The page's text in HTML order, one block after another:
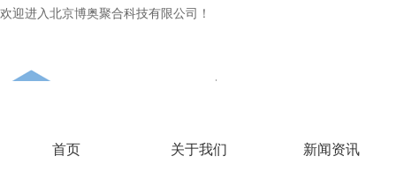
欢迎进入北京博奥聚合科技有限公司！
首页 关于我们 新闻资讯